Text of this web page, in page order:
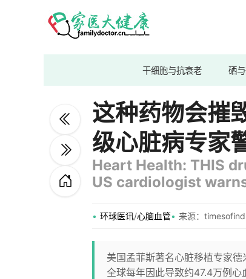
干细胞与抗衰老 硒
这种药物会摧
级心脏病专家
Heart Health: THIS
US cardiologist
环球医讯/心脑血管 来源：
美国孟菲斯著名心脏移植专家德
全球每年因此导致约47.4万例